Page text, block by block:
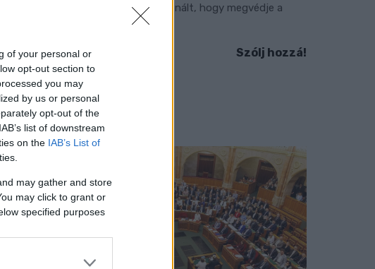
of your personal or
opt-out section to
you may
by us or personal
opt-out of the
list of downstream
on the IAB’s List of
may gather and store
may click to grant or
specified purposes
e-mail szolgáltatást használt, hogy megvédje a
Fidesz maradékát.
Szólj hozzá!